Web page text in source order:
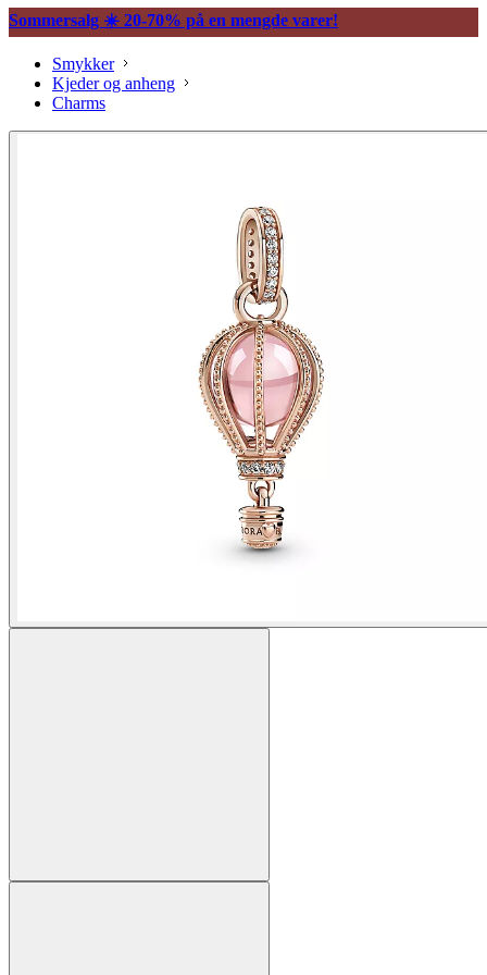
Sommersalg ☀️ 20-70% på en mengde varer!
Smykker
Kjeder og anheng
Charms